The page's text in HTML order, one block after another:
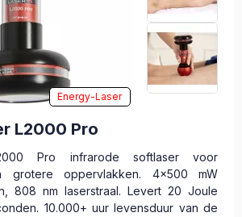
Energy-Laser
L2000 Pro
Pro infrarode softlaser voor
grotere oppervlakken. 4x500 mW
808 nm laserstraal. Levert 20 Joule
10.000+ uur levensduur van de